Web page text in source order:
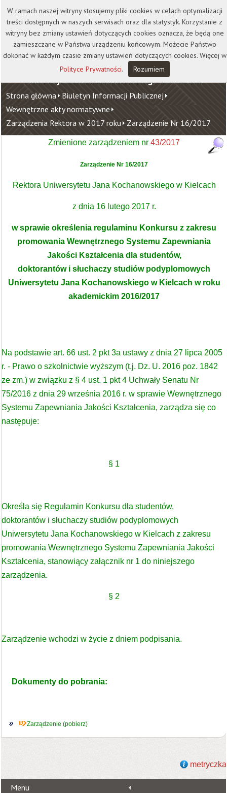
Kontakt Biblioteka
Wydawnictwo
Wirtualna Uczelnia
Uniwersytet Jana Kochanowskiego w Kielcach
Strona główna Biuletyn Informacji Publicznej
Wewnętrzne akty normatywne
Zarządzenia Rektora w 2017 roku Zarządzenie Nr 16/2017
Zmienione zarządzeniem nr 43/2017
Zarządzenie Nr 16/2017
Rektora Uniwersytetu Jana Kochanowskiego w Kielcach
z dnia 16 lutego 2017 r.
w sprawie określenia regulaminu Konkursu z zakresu
promowania Wewnętrznego Systemu Zapewniania
Jakości Kształcenia dla studentów,
doktorantów i słuchaczy studiów podyplomowych
Uniwersytetu Jana Kochanowskiego w Kielcach w roku
akademickim 2016/2017
Na podstawie art. 66 ust. 2 pkt 3a ustawy z dnia 27 lipca 2005
r. - Prawo o szkolnictwie wyższym (t.j. Dz. U. 2016 poz. 1842
ze zm.) w związku z § 4 ust. 1 pkt 4 Uchwały Senatu Nr
75/2016 z dnia 29 września 2016 r. w sprawie Wewnętrznego
Systemu Zapewniania Jakości Kształcenia, zarządza się co
następuje:
§ 1
Określa się Regulamin Konkursu dla studentów,
doktorantów i słuchaczy studiów podyplomowych
Uniwersytetu Jana Kochanowskiego w Kielcach z zakresu
promowania Wewnętrznego Systemu Zapewniania Jakości
Kształcenia, stanowiący załącznik nr 1 do niniejszego
zarządzenia.
§ 2
Zarządzenie wchodzi w życie z dniem podpisania.
Dokumenty do pobrania:
Zarządzenie (pobierz)
metryczka
Menu
W ramach naszej witryny stosujemy pliki cookies w celach optymalizacji
treści dostępnych w naszych serwisach oraz dla statystyk. Korzystanie z
witryny bez zmiany ustawień dotyczących cookies oznacza, że będą one
zamieszczane w Państwa urządzeniu końcowym. Możecie Państwo
dokonać w każdym czasie zmiany ustawień dotyczących cookies. Więcej w
Polityce Prywatności. Rozumiem